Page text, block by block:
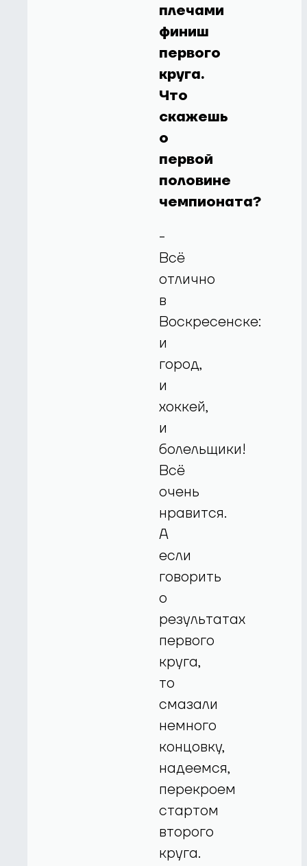
плечами
финиш
первого
круга.
Что
скажешь
о
первой
половине
чемпионата?
-
Всё
отлично
в
Воскресенске:
и
город,
и
хоккей,
и
болельщики!
Всё
очень
нравится.
А
если
говорить
о
результатах
первого
круга,
то
смазали
немного
концовку,
надеемся,
перекроем
стартом
второго
круга.